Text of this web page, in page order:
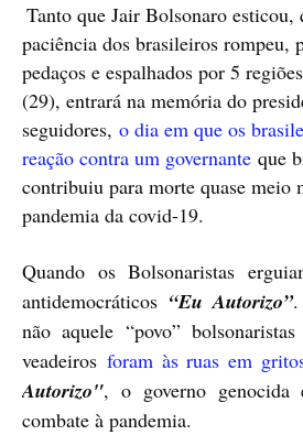
Tanto que Jair Bolsonaro esticou,
paciência dos brasileiros rompeu,
pedaços e espalhados por 5
(29), entrará na memória do
seguidores, o dia em que os
reação contra um governante que
contribuiu para morte quase meio
pandemia da covid-19.
Quando os Bolsonaristas
antidemocráticos “Eu Autorizo”
não aquele “povo”
veadeiros foram às ruas em
Autorizo", o governo genocida
combate à pandemia.